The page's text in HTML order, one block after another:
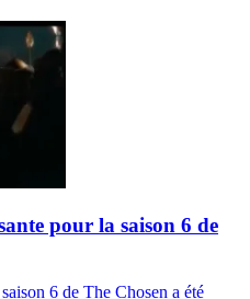
pour la saison 6 de
6 de The Chosen a été